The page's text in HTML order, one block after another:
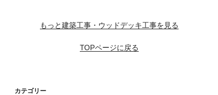
もっと建築工事・ウッドデッキ工事を見る
TOPページに戻る
カテゴリー